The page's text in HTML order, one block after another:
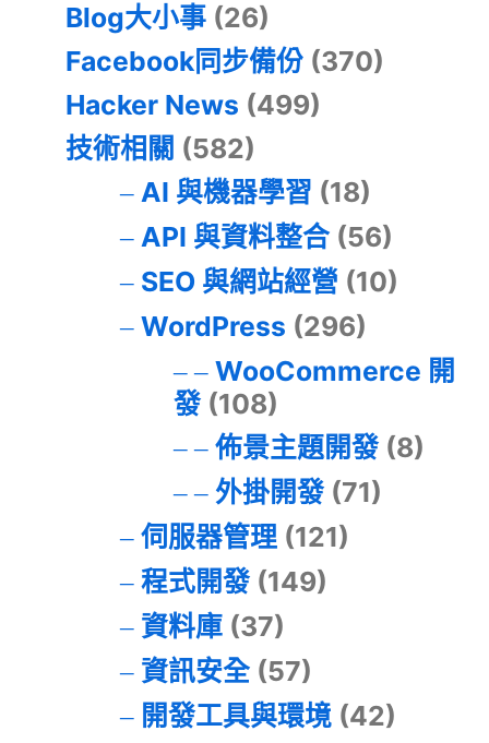
Blog大小事 (26)
Facebook同步備份 (370)
Hacker News (499)
技術相關 (582)
AI 與機器學習 (18)
API 與資料整合(56)
SEO 與網站經營 (10)
WordPress (296)
WooCommerce 開
發(108)
佈景主題開發(8)
外掛開發(71)
伺服器管理(121)
程式開發(149)
資料庫(37)
資訊安全(57)
開發工具與環境(42)